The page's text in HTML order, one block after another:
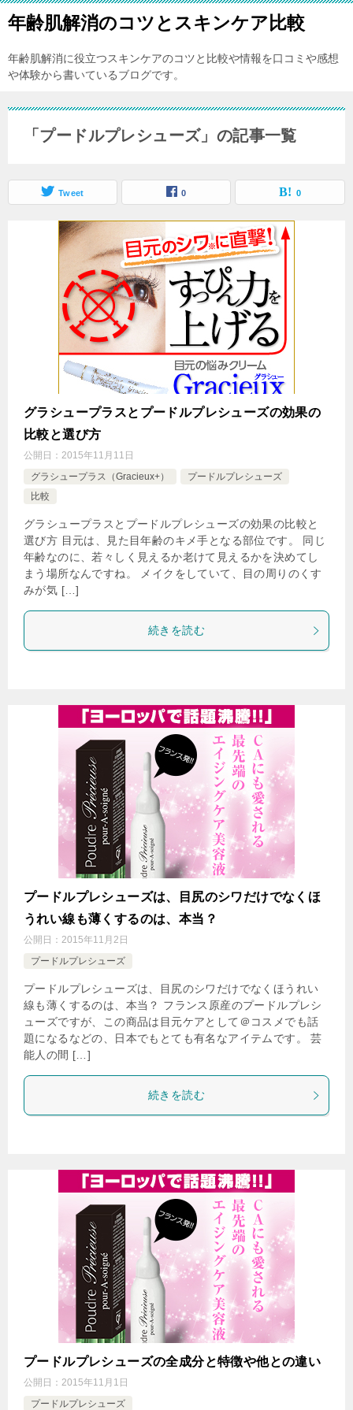
年齢肌解消のコツとスキンケア比較
年齢肌解消に役立つスキンケアのコツと比較や情報を口コミや感想
や体験から書いているブログです。
「プードルプレシューズ」の記事一覧
Tweet 0 0
グラシュープラスとプードルプレシューズの効果の
比較と選び方
公開日： 2015年11月11日
グラシュープラス（Gracieux+）
プードルプレシューズ
比較
グラシュープラスとプードルプレシューズの効果の比較と
選び方 目元は、見た目年齢のキメ手となる部位です。 同じ
年齢なのに、若々しく見えるか老けて見えるかを決めてし
まう場所なんですね。 メイクをしていて、目の周りのくす
みが気 […]
続きを読む
プードルプレシューズは、目尻のシワだけでなくほ
うれい線も薄くするのは、本当？
公開日： 2015年11月2日
プードルプレシューズ
プードルプレシューズは、目尻のシワだけでなくほうれい
線も薄くするのは、本当？ フランス原産のプードルプレシ
ューズですが、この商品は目元ケアとして＠コスメでも話
題になるなどの、日本でもとても有名なアイテムです。 芸
能人の間 […]
続きを読む
プードルプレシューズの全成分と特徴や他との違い
公開日： 2015年11月1日
プードルプレシューズ